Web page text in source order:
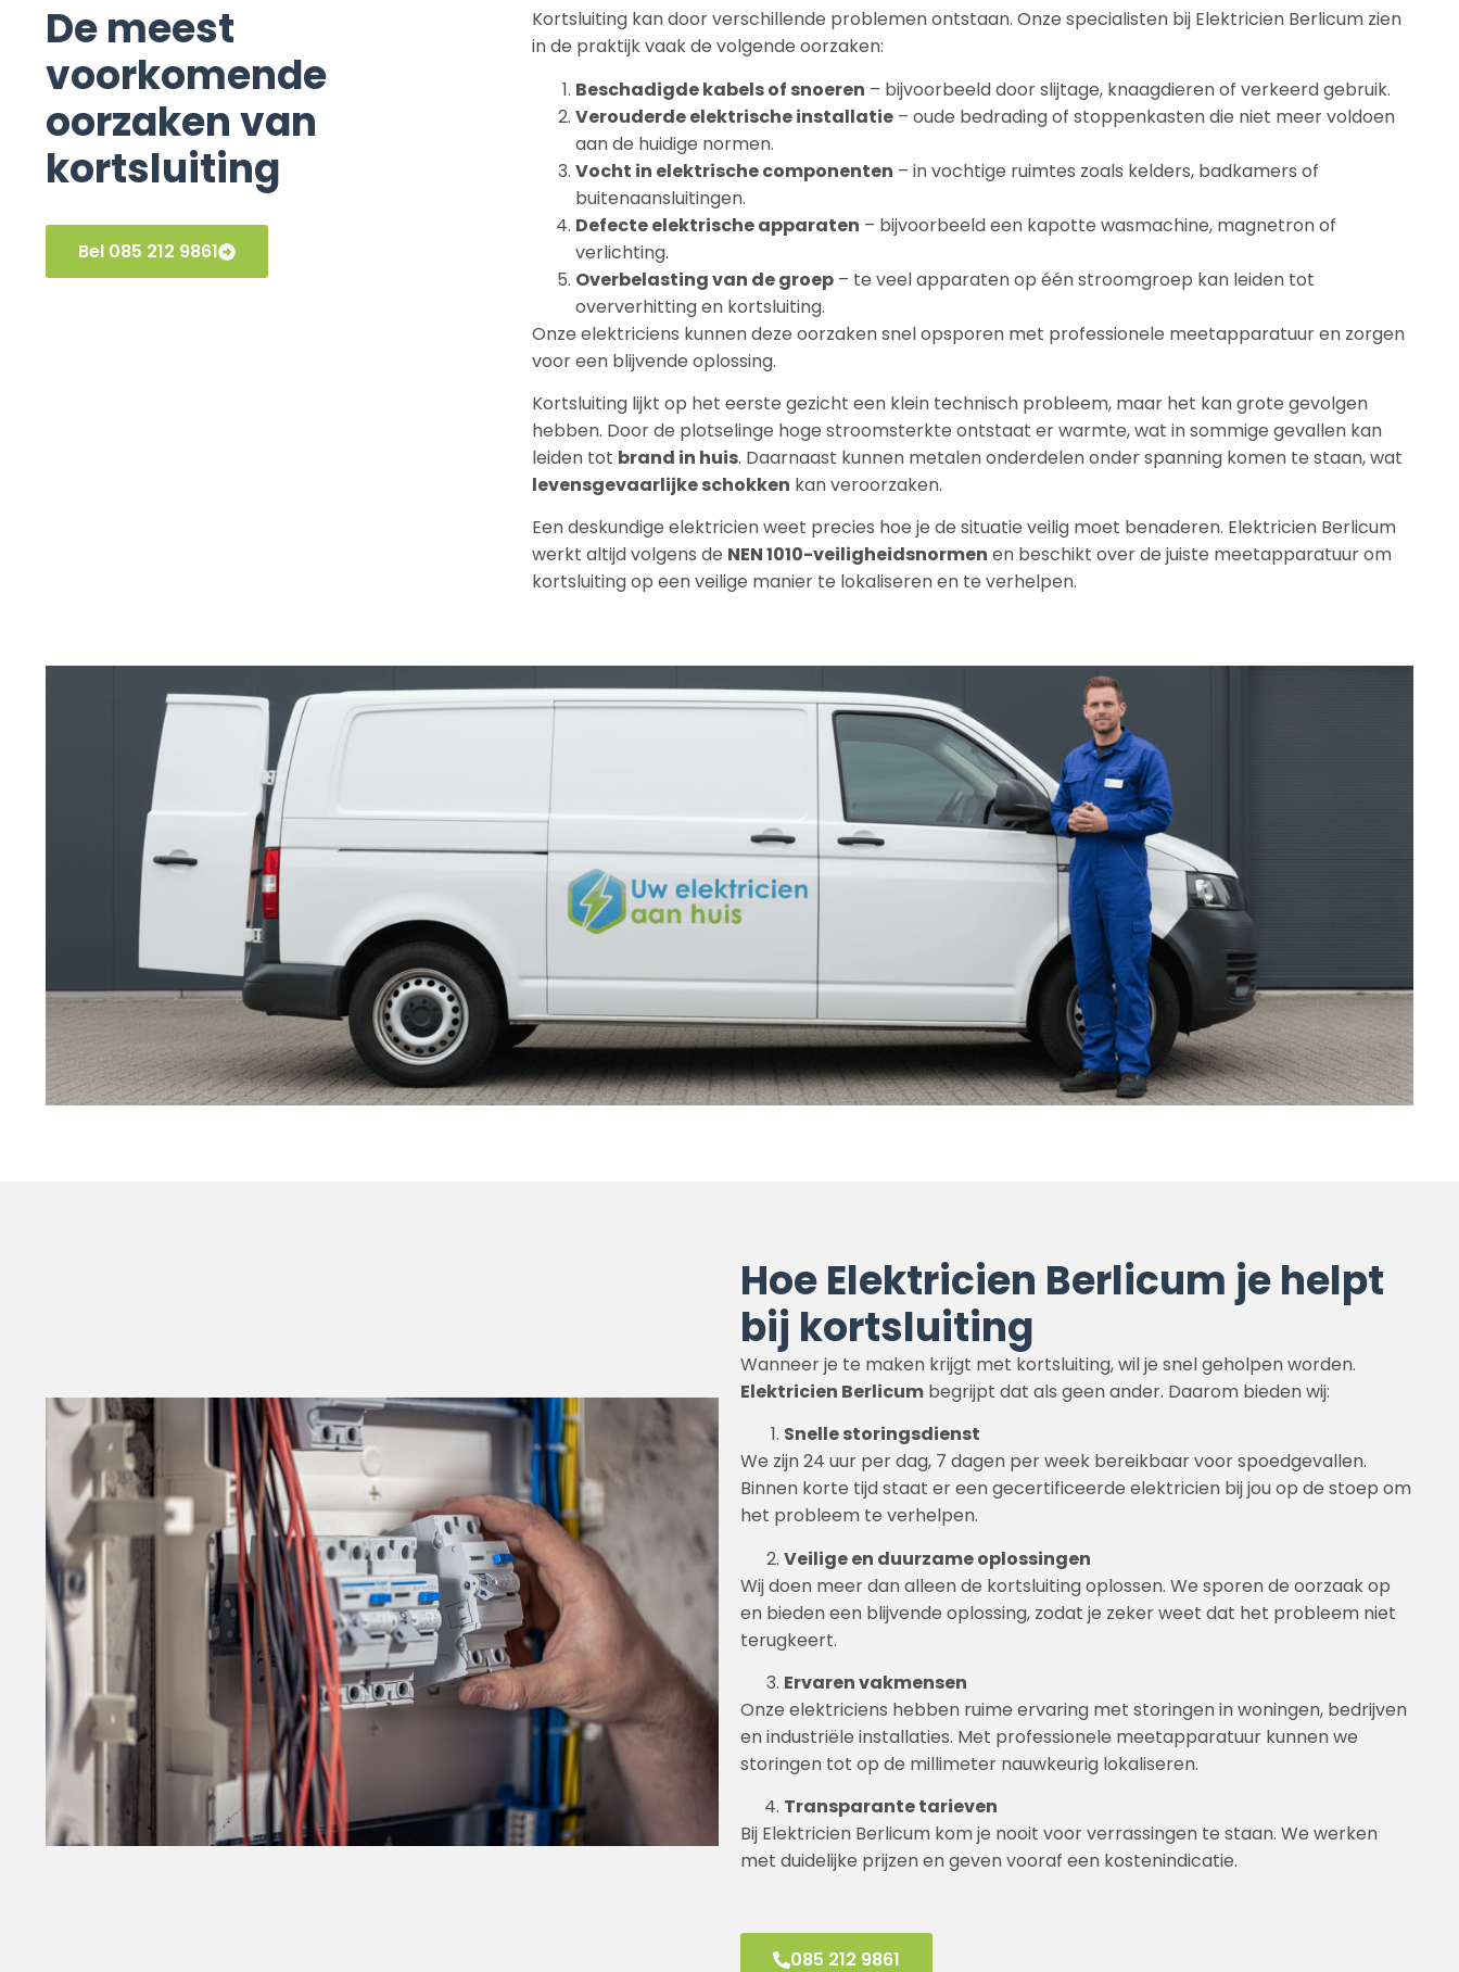
De meest
voorkomende
oorzaken van
kortsluiting
Bel 085 212 9861
Kortsluiting kan door verschillende problemen ontstaan. Onze specialisten bij Elektricien Berlicum zien
in de praktijk vaak de volgende oorzaken:
Beschadigde kabels of snoeren – bijvoorbeeld door slijtage, knaagdieren of verkeerd gebruik.
Verouderde elektrische installatie – oude bedrading of stoppenkasten die niet meer voldoen
aan de huidige normen.
Vocht in elektrische componenten – in vochtige ruimtes zoals kelders, badkamers of
buitenaansluitingen.
Defecte elektrische apparaten – bijvoorbeeld een kapotte wasmachine, magnetron of
verlichting.
Overbelasting van de groep – te veel apparaten op één stroomgroep kan leiden tot
oververhitting en kortsluiting.
Onze elektriciens kunnen deze oorzaken snel opsporen met professionele meetapparatuur en zorgen
voor een blijvende oplossing.
Kortsluiting lijkt op het eerste gezicht een klein technisch probleem, maar het kan grote gevolgen
hebben. Door de plotselinge hoge stroomsterkte ontstaat er warmte, wat in sommige gevallen kan
leiden tot brand in huis. Daarnaast kunnen metalen onderdelen onder spanning komen te staan, wat
levensgevaarlijke schokken kan veroorzaken.
Een deskundige elektricien weet precies hoe je de situatie veilig moet benaderen. Elektricien Berlicum
werkt altijd volgens de NEN 1010-veiligheidsnormen en beschikt over de juiste meetapparatuur om
kortsluiting op een veilige manier te lokaliseren en te verhelpen.
Hoe Elektricien Berlicum je helpt
bij kortsluiting
Wanneer je te maken krijgt met kortsluiting, wil je snel geholpen worden.
Elektricien Berlicum begrijpt dat als geen ander. Daarom bieden wij:
Snelle storingsdienst
We zijn 24 uur per dag, 7 dagen per week bereikbaar voor spoedgevallen.
Binnen korte tijd staat er een gecertificeerde elektricien bij jou op de stoep om
het probleem te verhelpen.
Veilige en duurzame oplossingen
Wij doen meer dan alleen de kortsluiting oplossen. We sporen de oorzaak op
en bieden een blijvende oplossing, zodat je zeker weet dat het probleem niet
terugkeert.
Ervaren vakmensen
Onze elektriciens hebben ruime ervaring met storingen in woningen, bedrijven
en industriële installaties. Met professionele meetapparatuur kunnen we
storingen tot op de millimeter nauwkeurig lokaliseren.
Transparante tarieven
Bij Elektricien Berlicum kom je nooit voor verrassingen te staan. We werken
met duidelijke prijzen en geven vooraf een kostenindicatie.
085 212 9861